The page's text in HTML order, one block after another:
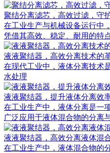
聚结分离滤芯，高效过滤，守
在工业生产与机械设备运行中
凭借其高效、稳定、耐用的特
液液聚结器，高效分离技术的
在现代工业中，液体分离技术
水处理
液液聚结器，提升液体分离效
在工业生产中，液体分离是一
广泛应用于液体混合物的分离
液液聚结器，高效分离液体混
在工业生产中，液体混合物的